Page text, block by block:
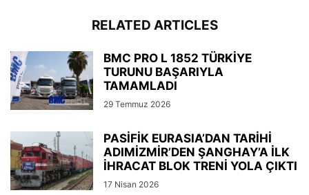
RELATED ARTICLES
BMC PRO L 1852 TÜRKİYE
TURUNU BAŞARIYLA
TAMAMLADI
29 Temmuz 2026
PASİFİK EURASIA’DAN TARİHİ
ADIMİZMİR’DEN ŞANGHAY’A İLK
İHRACAT BLOK TRENİ YOLA ÇIKTI
17 Nisan 2026